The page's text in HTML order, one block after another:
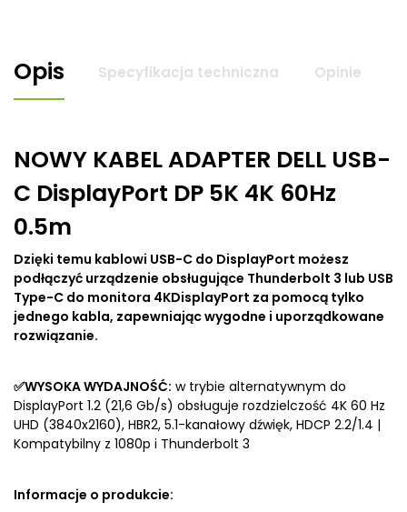
Opis Specyfikacja techniczna Opinie
NOWY KABEL ADAPTER DELL USB-
C DisplayPort DP 5K 4K 60Hz
0.5m
Dzięki temu kablowi USB-C do DisplayPort możesz
podłączyć urządzenie obsługujące Thunderbolt 3 lub USB
Type-C do monitora 4KDisplayPort za pomocą tylko
jednego kabla, zapewniając wygodne i uporządkowane
rozwiązanie.
✅WYSOKA WYDAJNOŚĆ: w trybie alternatywnym do
DisplayPort 1.2 (21,6 Gb/s) obsługuje rozdzielczość 4K 60 Hz
UHD (3840x2160), HBR2, 5.1-kanałowy dźwięk, HDCP 2.2/1.4 |
Kompatybilny z 1080p i Thunderbolt 3
Informacje o produkcie: